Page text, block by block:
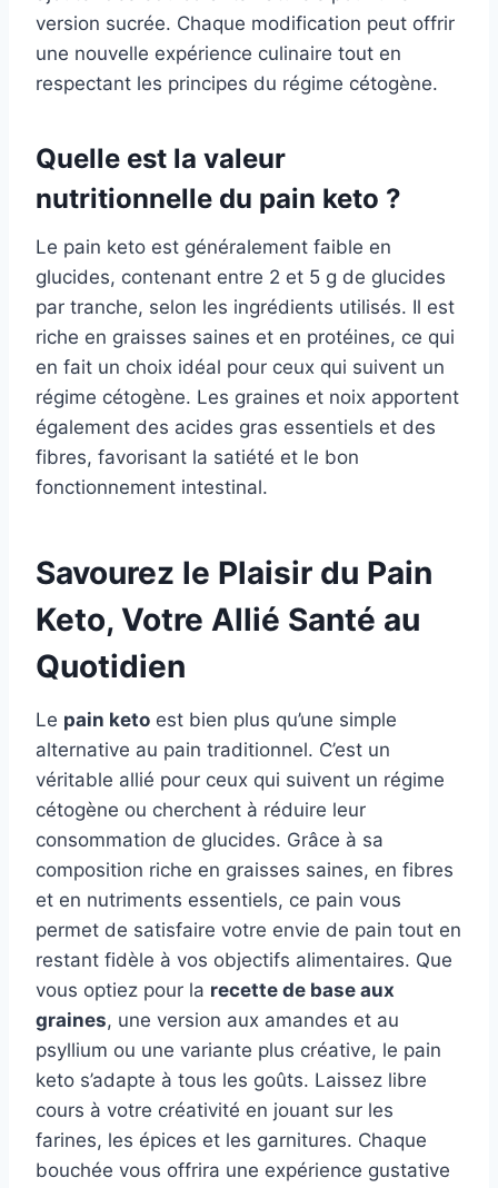
version sucrée. Chaque modification peut offrir
une nouvelle expérience culinaire tout en
respectant les principes du régime cétogène.
Quelle est la valeur
nutritionnelle du pain keto ?
Le pain keto est généralement faible en
glucides, contenant entre 2 et 5 g de glucides
par tranche, selon les ingrédients utilisés. Il est
riche en graisses saines et en protéines, ce qui
en fait un choix idéal pour ceux qui suivent un
régime cétogène. Les graines et noix apportent
également des acides gras essentiels et des
fibres, favorisant la satiété et le bon
fonctionnement intestinal.
Savourez le Plaisir du Pain
Keto, Votre Allié Santé au
Quotidien
Le pain keto est bien plus qu’une simple
alternative au pain traditionnel. C’est un
véritable allié pour ceux qui suivent un régime
cétogène ou cherchent à réduire leur
consommation de glucides. Grâce à sa
composition riche en graisses saines, en fibres
et en nutriments essentiels, ce pain vous
permet de satisfaire votre envie de pain tout en
restant fidèle à vos objectifs alimentaires. Que
vous optiez pour la recette de base aux
graines, une version aux amandes et au
psyllium ou une variante plus créative, le pain
keto s’adapte à tous les goûts. Laissez libre
cours à votre créativité en jouant sur les
farines, les épices et les garnitures. Chaque
bouchée vous offrira une expérience gustative